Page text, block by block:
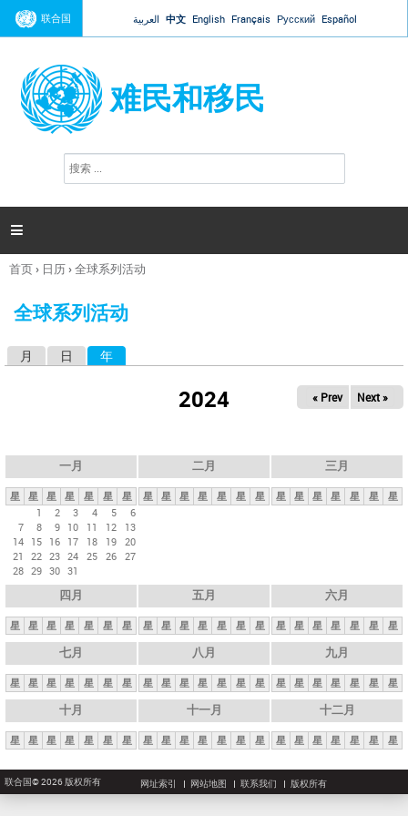
Jump to navigation
联合国 العربية 中文 English Français Русский Español
难民和移民
搜
索

你
这
首页› 日历›全球系列活动
全球系列活动
月 日 年
2024 « Prev Next »
一月
星 星 星 星 星 星
星
1
2 3 4 5
6
7
8 9 10 11 12
13
14 15 16 17 18 19 20
21
22 23 24 25 26 27
28 29 30 31
二月
星 星 星 星 星 星 星
三月
星 星 星 星 星 星 星
四月
星 星 星 星 星 星 星
五月
星 星 星 星 星 星 星
六月
星 星 星 星 星 星 星
七月
星 星 星 星 星 星 星
八月
星 星 星 星 星 星 星
九月
星 星 星 星 星 星 星
十月
星 星 星 星 星 星 星
十一月
星 星 星 星 星 星 星
十二月
星 星 星 星 星 星 星
联合国© 2026 版权所有 网址索引 网站地图 联系我们 版权所有